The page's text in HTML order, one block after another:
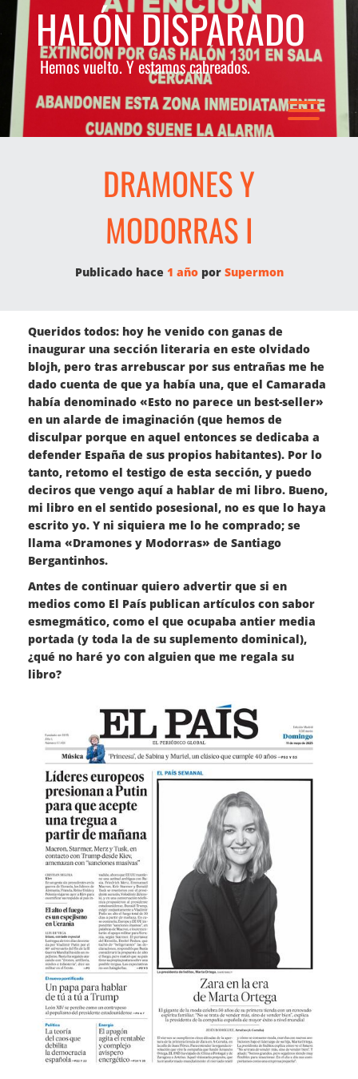
Saltar
contenidoHALÓN DISPARADO
Hemos vuelto. Y estamos cabreados.
DRAMONES Y
MODORRAS I
Publicado hace 1 año por Supermon
Queridos todos: hoy he venido con ganas de
inaugurar una sección literaria en este olvidado
blojh, pero tras arrebuscar por sus entrañas me he
dado cuenta de que ya había una, que el Camarada
había denominado «Esto no parece un best-seller»
en un alarde de imaginación (que hemos de
disculpar porque en aquel entonces se dedicaba a
defender España de sus propios habitantes). Por lo
tanto, retomo el testigo de esta sección, y puedo
deciros que vengo aquí a hablar de mi libro. Bueno,
mi libro en el sentido posesional, no es que lo haya
escrito yo. Y ni siquiera me lo he comprado; se
llama «Dramones y Modorras» de Santiago
Bergantinhos.
Antes de continuar quiero advertir que si en
medios como El País publican artículos con sabor
esmegmático, como el que ocupaba antier media
portada (y toda la de su suplemento dominical),
¿qué no haré yo con alguien que me regala su
libro?